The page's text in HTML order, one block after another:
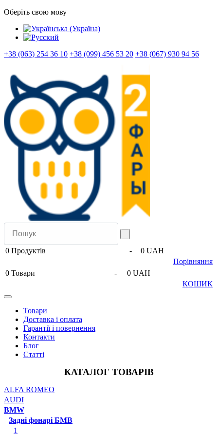
Оберіть свою мову
+38 (063) 254 36 10 +38 (099) 456 53 20 +38 (067) 930 94 56
0 Продуктів -
0 UAH
Порівняння
0 Товари -
0 UAH
КОШИК
Товари
Доставка і оплата
Гарантії і повернення
Контакти
Блог
Статті
КАТАЛОГ ТОВАРІВ
ALFA ROMEO
AUDI
BMW
Задні фонарі БМВ
1